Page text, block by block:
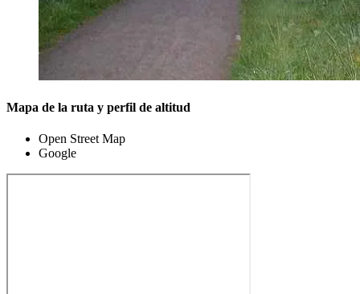
Mapa de la ruta y perfil de altitud
Open Street Map
Google